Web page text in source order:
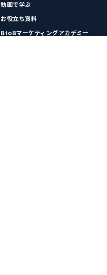
動画で学ぶ
お役立ち資料
BtoBマーケティングアカデミー